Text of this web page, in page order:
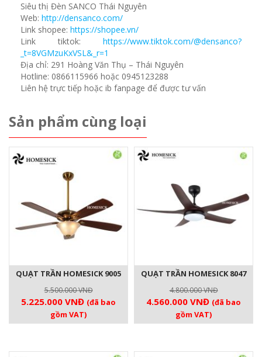
Siêu thị Đèn SANCO Thái Nguyên
Web: http://densanco.com/
Link shopee: https://shopee.vn/
Link tiktok: https://www.tiktok.com/@densanco?
_t=8VGMzuKxVSL&_r=1
Địa chỉ: 291 Hoàng Văn Thụ – Thái Nguyên
Hotline: 0866115966 hoặc 0945123288
Liên hệ trực tiếp hoặc ib fanpage để được tư vấn
Sản phẩm cùng loại
QUẠT TRẦN HOMESICK 9005
5.500.000VNĐ
Giá
là:
5.225.000 VNĐGiá
hiện
tại
5.225.000 VNĐ.
(đã bao
gồm VAT)
QUẠT TRẦN HOMESICK 8047
4.800.000VNĐ
Giá
là:
4.560.000 VNĐGiá
hiện
tại
4.560.000
(đã bao
gồm VAT)